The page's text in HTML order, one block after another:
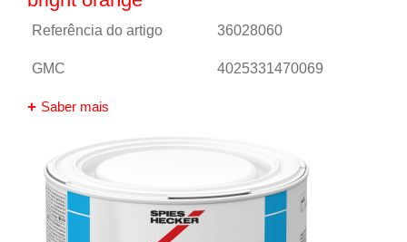
Referência do artigo 36028060
GMC 4025331470069
Saber mais